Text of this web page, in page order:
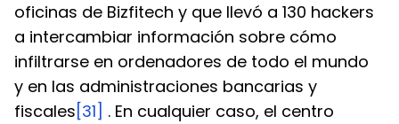
oficinas de Bizfitech y que llevó a 130 hackers
a intercambiar información sobre cómo
infiltrarse en ordenadores de todo el mundo
y en las administraciones bancarias y
fiscales [31] . En cualquier caso, el centro